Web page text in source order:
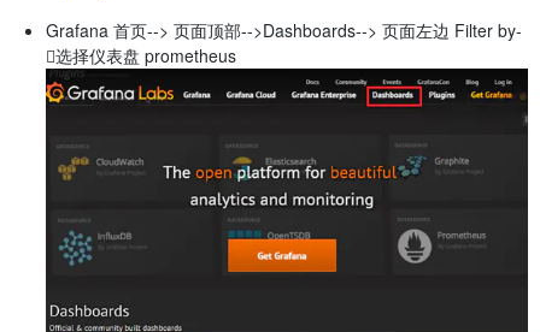
Grafana 首页--> 页面顶部-->Dashboards--> 页面左边 Filter by-
选择仪表盘 prometheus